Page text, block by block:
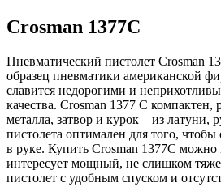
Crosman 1377C
Пневматический пистолет Crosman
образец пневматики американской
славится недорогими и
качества. Crosman 1377 C компактен,
металла, затвор и курок – из латуни,
пистолета оптимален для того,
в руке. Купить Crosman 1377C можно
интересует мощный, не слишком
пистолет с удобным спуском и